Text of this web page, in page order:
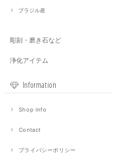
ブラジル産
彫刻・磨き石など
浄化アイテム
Information
Shop info
Contact
プライバシーポリシー